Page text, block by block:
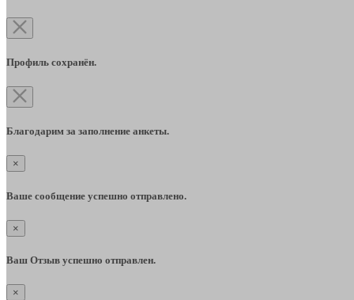
Профиль сохранён.
Благодарим за заполнение анкеты.
×
Ваше сообщение успешно отправлено.
×
Ваш Отзыв успешно отправлен.
×